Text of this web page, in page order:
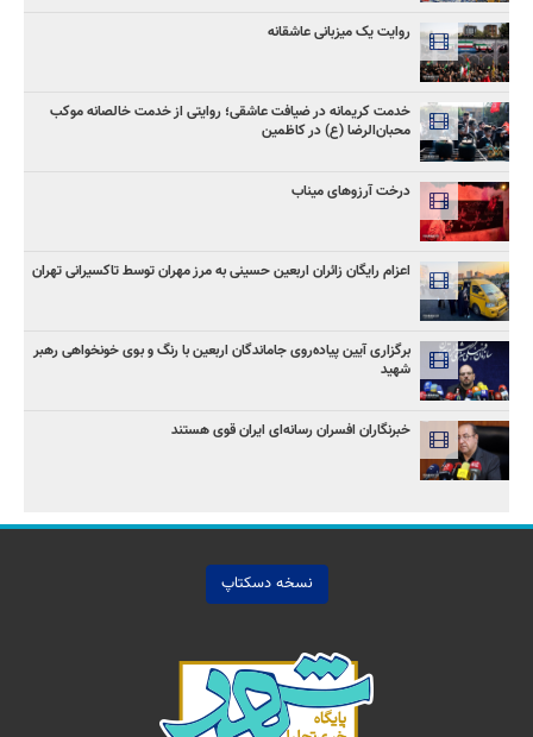
روایت یک میزبانی عاشقانه
خدمت کریمانه در ضیافت عاشقی؛ روایتی از خدمت خالصانه موکب
محبان‌الرضا (ع) در کاظمین
درخت آرزوهای میناب
اعزام رایگان زائران اربعین حسینی به مرز مهران توسط تاکسیرانی تهران
برگزاری آیین پیاده‌روی جاماندگان اربعین با رنگ و بوی خونخواهی رهبر
شهید
خبرنگاران افسران رسانه‌ای ایران قوی هستند
نسخه دسکتاپ